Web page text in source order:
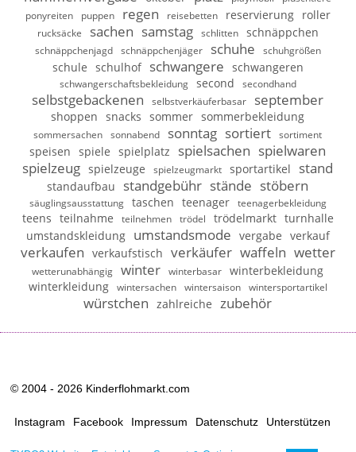
ponyreiten
puppen regen reisebetten reservierung roller
rucksäcke sachen samstag schlitten schnäppchen
schnäppchenjagd schnäppchenjäger schuhe schuhgrößen
schule schulhof schwangere schwangeren
schwangerschaftsbekleidung second secondhand
selbstgebackenen selbstverkäuferbasar september
shoppen snacks sommer sommerbekleidung
sommersachen sonnabend sonntag sortiert sortiment
speisen spiele spielplatz spielsachen spielwaren
spielzeug spielzeuge spielzeugmarkt sportartikel stand
standaufbau standgebühr stände stöbern
säuglingsausstattung taschen teenager teenagerbekleidung
teens teilnahme teilnehmen trödel trödelmarkt turnhalle
umstandskleidung umstandsmode vergabe verkauf
verkaufen verkaufstisch verkäufer waffeln wetter
wetterunabhängig winter winterbasar
winterbekleidung
winterkleidung
wintersachen wintersaison wintersportartikel
würstchen zahlreiche zubehör
© 2004 - 2026 Kinderflohmarkt.com
Instagram Facebook Impressum Datenschutz Unterstützen